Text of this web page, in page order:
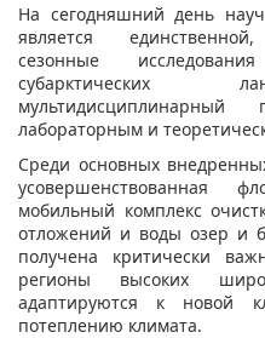
На сегодняшний день
является
сезонные
субарктических
лабораторным и
Среди основных
усовершенствованная
мобильный комплекс
отложений и воды озер и
получена критически
регионы высоких
адаптируются к новой
потеплению климата.